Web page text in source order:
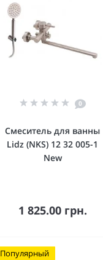
0
Смеситель для ванны
Lidz (NKS) 12 32 005-1
New
1 825.00 грн.
В корзину
Популярный